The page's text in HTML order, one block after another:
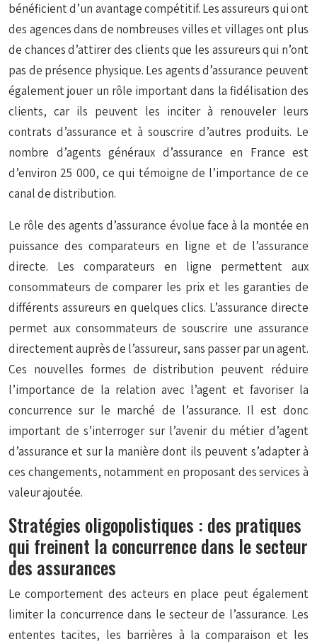
bénéficient d’un avantage compétitif. Les assureurs qui ont
des agences dans de nombreuses villes et villages ont plus
de chances d’attirer des clients que les assureurs qui n’ont
pas de présence physique. Les agents d’assurance peuvent
également jouer un rôle important dans la fidélisation des
clients, car ils peuvent les inciter à renouveler leurs
contrats d’assurance et à souscrire d’autres produits. Le
nombre d’agents généraux d’assurance en France est
d’environ 25 000, ce qui témoigne de l’importance de ce
canal de distribution.
Le rôle des agents d’assurance évolue face à la montée en
puissance des comparateurs en ligne et de l’assurance
directe. Les comparateurs en ligne permettent aux
consommateurs de comparer les prix et les garanties de
différents assureurs en quelques clics. L’assurance directe
permet aux consommateurs de souscrire une assurance
directement auprès de l’assureur, sans passer par un agent.
Ces nouvelles formes de distribution peuvent réduire
l’importance de la relation avec l’agent et favoriser la
concurrence sur le marché de l’assurance. Il est donc
important de s’interroger sur l’avenir du métier d’agent
d’assurance et sur la manière dont ils peuvent s’adapter à
ces changements, notamment en proposant des services à
valeur ajoutée.
Stratégies oligopolistiques : des pratiques
qui freinent la concurrence dans le secteur
des assurances
Le comportement des acteurs en place peut également
limiter la concurrence dans le secteur de l’assurance. Les
ententes tacites, les barrières à la comparaison et les